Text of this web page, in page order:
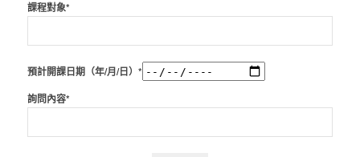
課程對象*
預計開課日期（年/月/日）*
詢問內容*